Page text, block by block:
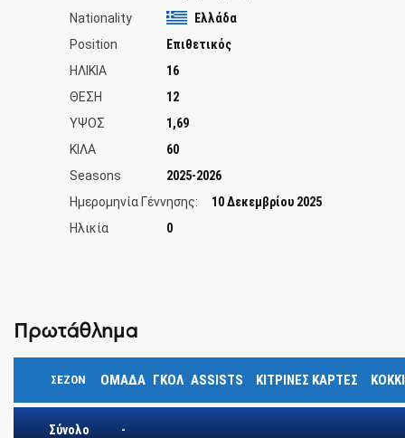
Nationality
Ελλάδα
Position
Επιθετικός
ΗΛΙΚΙΑ
16
ΘΕΣΗ
12
ΥΨΟΣ
1,69
ΚΙΛΑ
60
Seasons
2025-2026
Ημερομηνία Γέννησης:
10 Δεκεμβρίου 2025
Ηλικία
0
Πρωτάθλημα
ΣΕΖΌΝ ΟΜΑΔΑ ΓΚΟΛ ASSISTS ΚΊΤΡΙΝΕΣ ΚΆΡΤΕΣ
Σύνολο -